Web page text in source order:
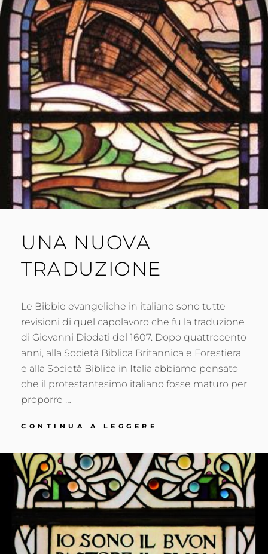
UNA NUOVA
TRADUZIONE
Le Bibbie evangeliche in italiano sono tutte
revisioni di quel capolavoro che fu la traduzione
di Giovanni Diodati del 1607. Dopo quattrocento
anni, alla Società Biblica Britannica e Forestiera
e alla Società Biblica in Italia abbiamo pensato
che il protestantesimo italiano fosse maturo per
proporre …
CONTINUA A LEGGERE